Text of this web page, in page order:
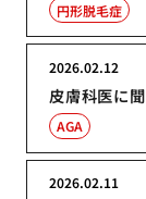
円形脱毛症
皮膚科医に
2026.02.12
AGA
2026.02.11